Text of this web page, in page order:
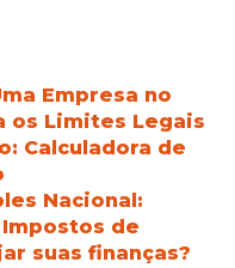
Empresa no
os Limites Legais
Calculadora de
Nacional:
Impostos de
suas finanças?